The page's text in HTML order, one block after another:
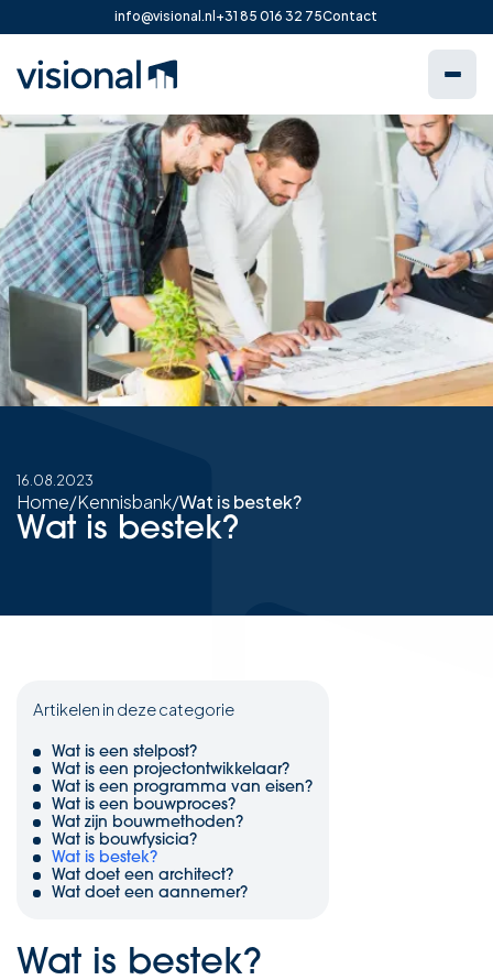
info@visional.nl +31 85 016 32 75Contact
16.08.2023
Home/Kennisbank/Wat is bestek?
Wat is bestek?
Artikelen in deze categorie
Wat is een stelpost?
Wat is een projectontwikkelaar?
Wat is een programma van eisen?
Wat is een bouwproces?
Wat zijn bouwmethoden?
Wat is bouwfysicia?
Wat is bestek?
Wat doet een architect?
Wat doet een aannemer?
Wat is bestek?